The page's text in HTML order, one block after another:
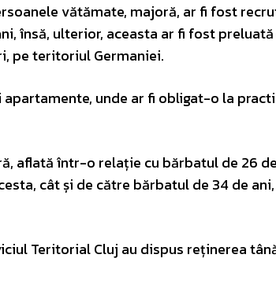
vătămate, majoră, ar fi fost
însă, ulterior, aceasta ar fi fost
pe teritoriul Germaniei.
unde ar fi obligat-o la
aflată într-o relație cu bărbatul de 26
cât și de către bărbatul de 34 de
Teritorial Cluj au dispus reținerea